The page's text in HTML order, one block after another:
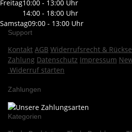
Freitag10:00 - 13:00 Uhr
14:00 - 18:00 Uhr
Samstag09:00 - 13:00 Uhr
Support
Kontakt AGB Widerrufsrecht &
Zahlung Datenschutz Impressum
Widerruf starten
Zahlungen
Kategorien